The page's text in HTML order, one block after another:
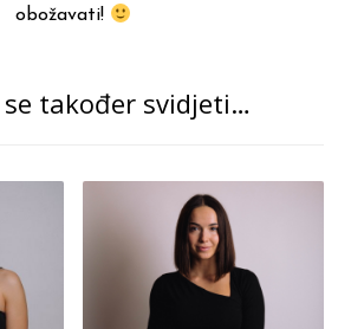
obožavati!
se također svidjeti…